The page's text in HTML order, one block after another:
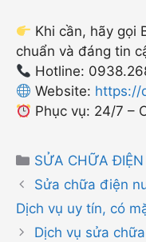
Khi cần, hãy gọi
chuẩn và đáng tin
Hotline:
Website: https://
Phục vụ: 24/7 –
Danh
mục
SỬA CHỮA
Sửa chữa điện
Dịch vụ uy tín, có
Dịch vụ sửa